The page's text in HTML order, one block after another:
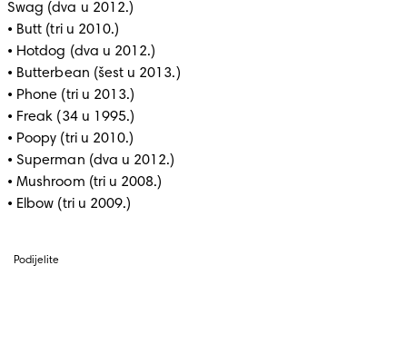
Swag (dva u 2012.)
• Butt (tri u 2010.)
• Hotdog (dva u 2012.)
• Butterbean (šest u 2013.)
• Phone (tri u 2013.)
• Freak (34 u 1995.)
• Poopy (tri u 2010.)
• Superman (dva u 2012.)
• Mushroom (tri u 2008.)
• Elbow (tri u 2009.)
Podijelite